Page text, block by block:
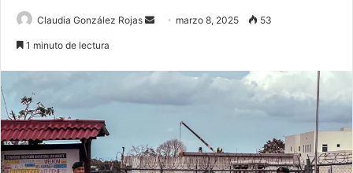
Claudia González Rojas
Send marzo 8, 2025 53
1 minuto de lectura